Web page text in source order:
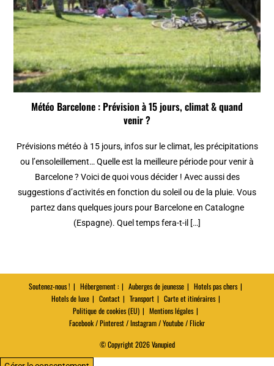
Météo Barcelone : Prévision à 15 jours, climat & quand
venir ?
Prévisions météo à 15 jours, infos sur le climat, les précipitations
ou l’ensoleillement… Quelle est la meilleure période pour venir à
Barcelone ? Voici de quoi vous décider ! Avec aussi des
suggestions d’activités en fonction du soleil ou de la pluie. Vous
partez dans quelques jours pour Barcelone en Catalogne
(Espagne). Quel temps fera-t-il […]
Soutenez-nous ! Hébergement : Auberges de jeunesse
Hotels pas chers
Hotels de luxe
Contact Transport
Carte et itinéraires
Politique de cookies (EU)
Mentions légales
Facebook / Pinterest / Instagram / Youtube / Flickr
© Copyright 2026 Vanupied